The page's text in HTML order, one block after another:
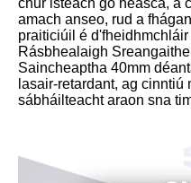
chur isteach go héasca, a
amach anseo, rud a
praiticiúil é
Rásbhealaigh
Saincheaptha 40mm
lasair-retardant, ag cinntiú
sábháilteacht araon sna